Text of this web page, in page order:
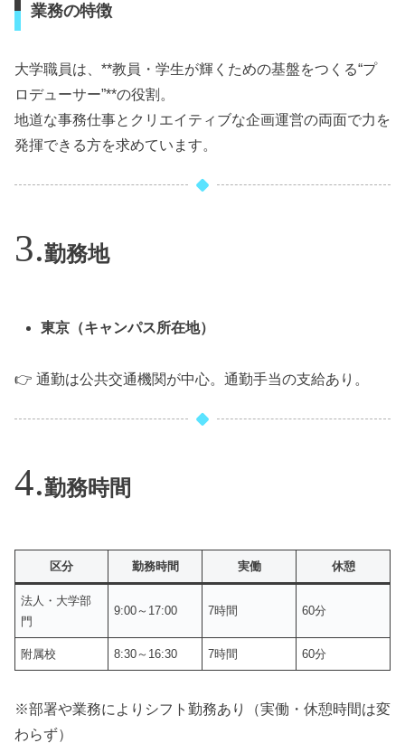
業務の特徴
大学職員は、**教員・学生が輝くための基盤をつくる“プ
ロデューサー”**の役割。
地道な事務仕事とクリエイティブな企画運営の両面で力を
発揮できる方を求めています。
勤務地
東京（キャンパス所在地）
👉 通勤は公共交通機関が中心。通勤手当の支給あり。
勤務時間
区分 勤務時間 実働 休憩
法人・大学部
門
9:00～17:00 7時間 60分
附属校 8:30～16:30 7時間 60分
※部署や業務によりシフト勤務あり（実働・休憩時間は変
わらず）